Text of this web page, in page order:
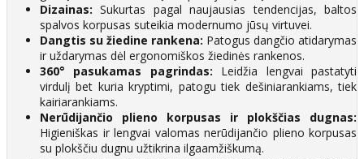
Dizainas: Sukurtas pagal naujausias tendencijas, baltos
spalvos korpusas suteikia modernumo jūsų virtuvei.
Dangtis su žiedine rankena: Patogus dangčio atidarymas
ir uždarymas dėl ergonomiškos žiedinės rankenos.
360° pasukamas pagrindas: Leidžia lengvai pastatyti
virdulį bet kuria kryptimi, patogu tiek dešiniarankiams, tiek
kairiarankiams.
Nerūdijančio plieno korpusas ir plokščias dugnas:
Higieniškas ir lengvai valomas nerūdijančio plieno korpusas
su plokščiu dugnu užtikrina ilgaamžiškumą.